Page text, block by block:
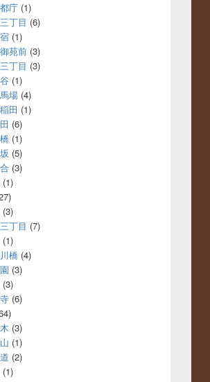
庁(1)
丁目 (6)
(1)
苑前(3)
丁目 (3)
(1)
場(4)
田 (1)
(6)
(1)
(5)
(3)
(1)
(3)
丁目 (7)
(1)
橋(4)
(3)
(3)
(6)
(3)
(1)
(2)
(1)